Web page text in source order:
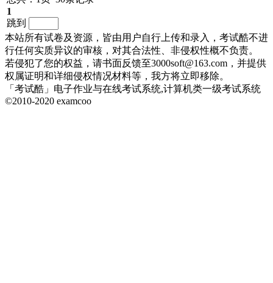
1
跳到
本站所有试卷及资源，皆由用户自行上传和录入，考试酷不进
行任何实质异议的审核，对其合法性、非侵权性概不负责。
若侵犯了您的权益，请书面反馈至3000soft@163.com，并提供
权属证明和详细侵权情况材料等，我方将立即移除。
「考试酷」电子作业与在线考试系统,计算机类一级考试系统
©2010-2020 examcoo